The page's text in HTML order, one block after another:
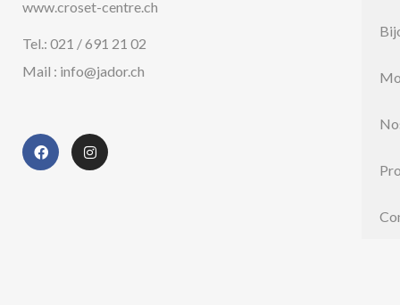
www.croset-centre.ch
Tel.: 021 / 691 21 02
Mail : info@jador.ch